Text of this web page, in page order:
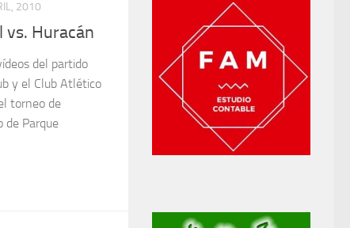
2010
vs. Huracán
del partido
y el Club Atlético
torneo de
de Parque